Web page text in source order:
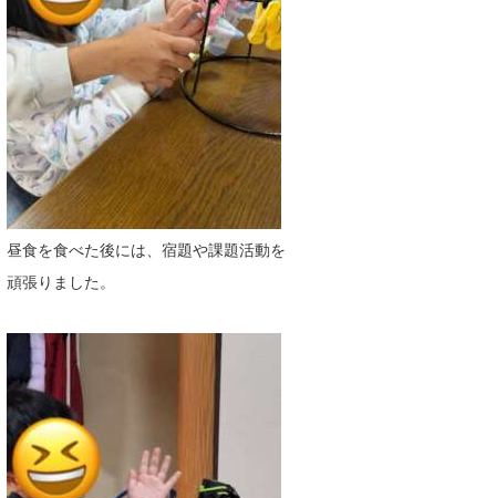
昼食を食べた後には、宿題や課題活動を
頑張りました。